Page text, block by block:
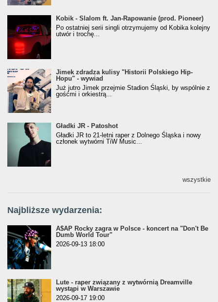
Kobik - Slalom ft. Jan-Rapowanie (prod. Pioneer)
[Official Music Visualiser]
Kobik - Slalom ft. Jan-Rapowanie (prod. Pioneer)
Po ostatniej serii singli otrzymujemy od Kobika kolejny
utwór i trochę...
Jimek zdradza kulisy "Historii Polskiego Hip-
Hopu" - wywiad
Jimek zdradza kulisy "Historii Polskiego Hip-
Hopu" - wywiad
Już jutro Jimek przejmie Stadion Śląski, by wspólnie z
gośćmi i orkiestrą...
Gładki JR - Patoshot
Gładki JR - Patoshot
Gładki JR to 21-letni raper z Dolnego Śląska i nowy
członek wytwórni TiW Music...
wszystkie
Najbliższe wydarzenia:
A$AP Rocky zagra w Polsce - koncert na "Don't Be
Dumb World Tour"
2026-09-13 18:00
Lute - raper związany z wytwórnią Dreamville
wystąpi w Warszawie
2026-09-17 19:00